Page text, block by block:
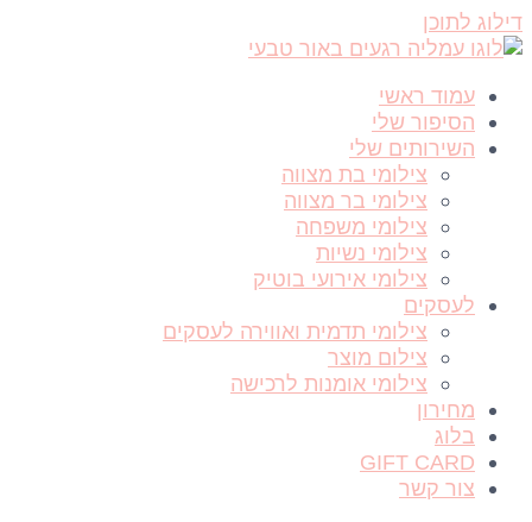
דילוג לתוכן
עמוד ראשי
הסיפור שלי
השירותים שלי
צילומי בת מצווה
צילומי בר מצווה
צילומי משפחה
צילומי נשיות
צילומי אירועי בוטיק
לעסקים
צילומי תדמית ואווירה לעסקים
צילום מוצר
צילומי אומנות לרכישה
מחירון
בלוג
GIFT CARD
צור קשר